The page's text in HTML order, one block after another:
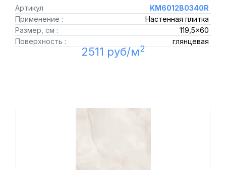
Артикул
KM6012B0340R
Применение :
Настенная плитка
Размер, см :
119,5x60
Поверхность :
глянцевая
2511 руб/м2